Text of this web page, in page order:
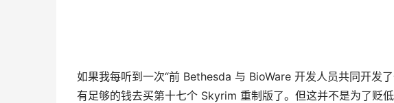
如果我每听到一次“前 Bethesda 与 BioWare 开发人员共同开发
有足够的钱去买第十七个 Skyrim 重制版了。但这并不是为了贬